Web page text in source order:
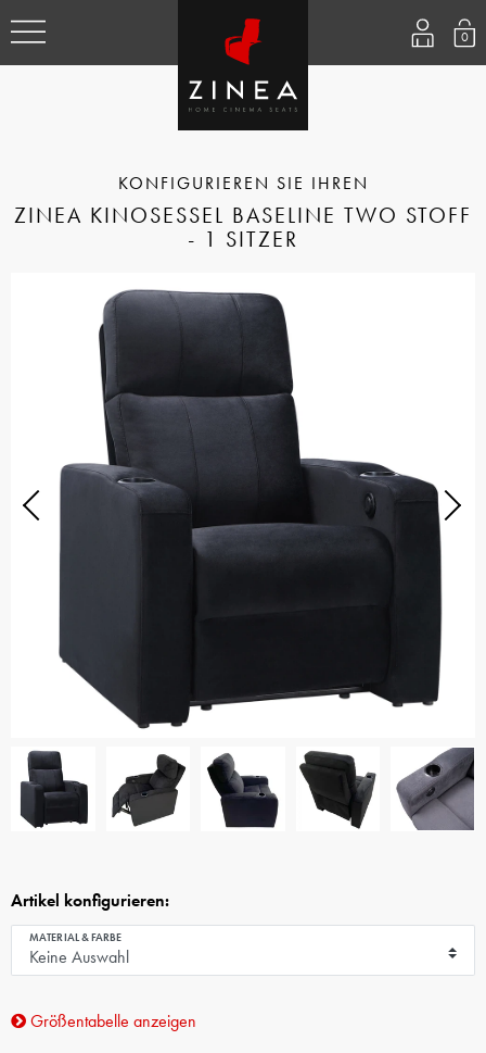
ZINEA KINOSESSEL BASELINE TWO STOFF
- 1 SITZER
Artikel konfigurieren:
MATERIAL & FARBE
Größentabelle anzeigen
0